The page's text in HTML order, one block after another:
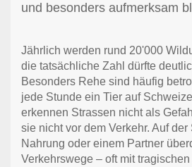
und besonders aufmerksam
Jährlich werden rund 20'000
die tatsächliche Zahl dürfte
Besonders Rehe sind häufig
jede Stunde ein Tier auf
erkennen Strassen nicht als
sie nicht vor dem Verkehr. Auf der
Nahrung oder einem Partner
Verkehrswege – oft mit